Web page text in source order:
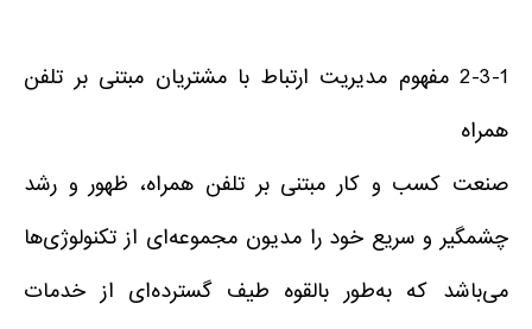
2-3-1 مفهوم مدیریت ارتباط با مشتریان مبتنی بر تلفن
همراه
صنعت کسب و کار مبتنی بر تلفن همراه، ظهور و رشد
چشمگیر و سریع خود را مدیون مجموعه‌ای از تکنولوژی‌ها
می‌باشد که به‌طور بالقوه طیف گسترده‌ای از خدمات